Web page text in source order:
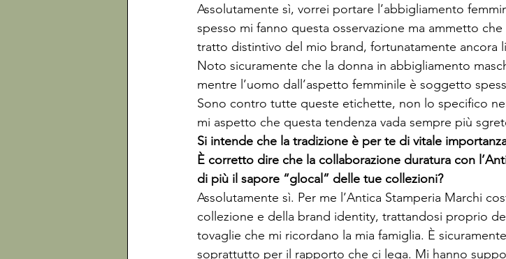
Assolutamente sì, vorrei portare l’abbigliamento
spesso mi fanno questa osservazione ma ammetto
tratto distintivo del mio brand, fortunatamente ancora
Noto sicuramente che la donna in abbigliamento
mentre l’uomo dall’aspetto femminile è soggetto
Sono contro tutte queste etichette, non lo specifico
mi aspetto che questa tendenza vada sempre più
Si intende che la tradizione è per te di vitale
È corretto dire che la collaborazione duratura con
di più il sapore “glocal” delle tue collezioni?
Assolutamente sì. Per me l’Antica Stamperia Marchi
collezione e della brand identity, trattandosi proprio
tovaglie che mi ricordano la mia famiglia. È
soprattutto per il rapporto che ci lega. Mi hanno